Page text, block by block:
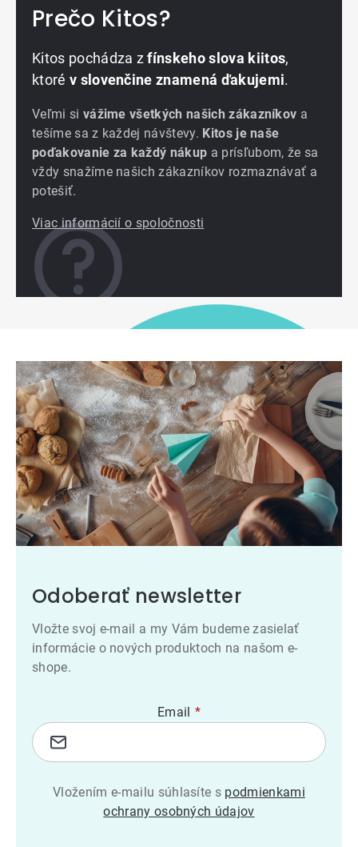
Prečo Kitos?
Kitos pochádza zfínskeho slova kiitos,
ktoré v slovenčine znamená ďakujemi.
Veľmi si vážime všetkých našich zákazníkov a
tešíme sa z každej návštevy. Kitos je naše
poďakovanie za každý nákup a prísľubom, že sa
vždy snažíme našich zákazníkov rozmaznávať a
potešiť.
Viac informácií o spoločnosti
Odoberať newsletter
Vložte svoj e-mail a my Vám budeme zasielať
informácie o nových produktoch na našom e-
shope.
Email
Vložením e-mailu súhlasíte s podmienkami
ochrany osobných údajov